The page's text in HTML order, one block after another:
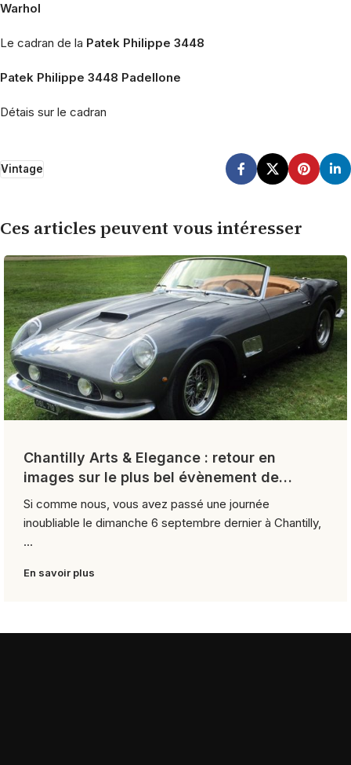
Warhol
Le cadran de la Patek Philippe 3448
Patek Philippe 3448 Padellone
Détais sur le cadran
Vintage
Ces articles peuvent vous intéresser
Chantilly Arts & Elegance : retour en
images sur le plus bel évènement de
l’année
Si comme nous, vous avez passé une journée
inoubliable le dimanche 6 septembre dernier à Chantilly,
...
En savoir plus